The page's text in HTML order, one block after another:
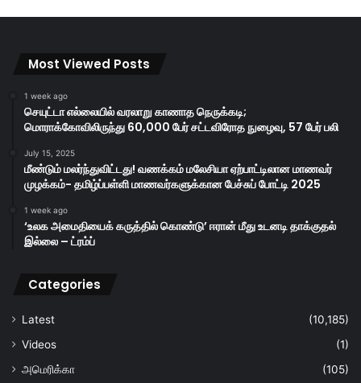
Most Viewed Posts
1 week ago
செயுட்டா எல்லையில் வரலாறு காணாத நெருக்கடி;
மொராக்கோவிலிருந்து 60,000 பேர் சட்டவிரோத நுழைவு, 57 பேர் பலி
July 15, 2025
மீண்டும் மலர்ந்துவிட்டது! வணக்கம் மலேசியா ஏற்பாட்டிலான மாணவர்
முழக்கம்- தமிழ்ப்பள்ளி மாணவர்களுக்கான பேச்சுப் போட்டி 2025
1 week ago
‘உலக அமைதியைக் கருத்தில் கொண்டு’ ஈரான் மீது உடனடி தாக்குதல்
இல்லை – ட்ரம்ப்
Categories
Latest
(10,185)
Videos
(1)
அமெரிக்கா
(105)